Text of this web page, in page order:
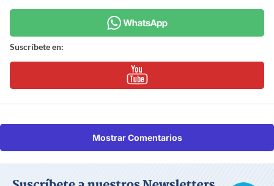
Suscríbete en:
Mostrar Comentarios